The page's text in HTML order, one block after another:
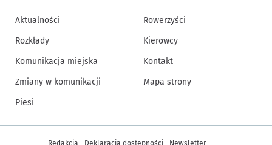
Aktualności
Rozkłady
Komunikacja miejska
Zmiany w komunikacji
Piesi
Rowerzyści
Kierowcy
Kontakt
Mapa strony
Inne informacje
Redakcja Deklaracja dostępności Newsletter